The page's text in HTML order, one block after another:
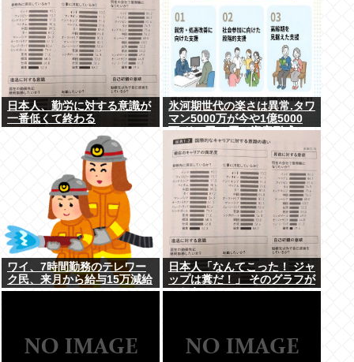
日本人、勤労に対する意識が
一番低くて終わる
氷河期世代の楽さは異常.タワ
マン5000万が今や1億5000
万.ドル円80円で資産形成.マ
ジで楽な世代だったな
ワイ、7時間勤務のテレワー
ク民、来月から給与15万減給
日本人「なんてこった！ ジャ
ップは糞だ！」 そのグラフが
こちら。